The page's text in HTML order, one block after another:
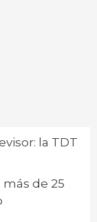
la TDT
de 25